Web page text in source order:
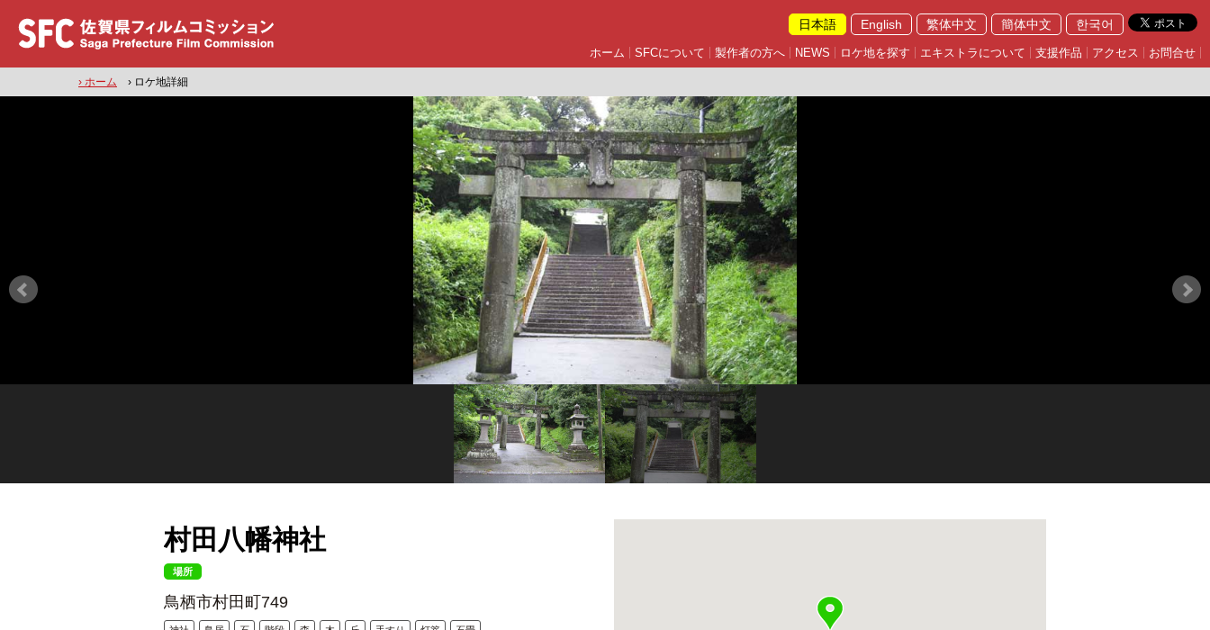
日本語 English 繁体中文 簡体中文 한국어
ホーム SFCについて 製作者の方へ NEWS ロケ地を探す エキストラについて 支援作品 アクセス お問合せ
› ホーム › ロケ地詳細
村田八幡神社
場所
鳥栖市村田町749